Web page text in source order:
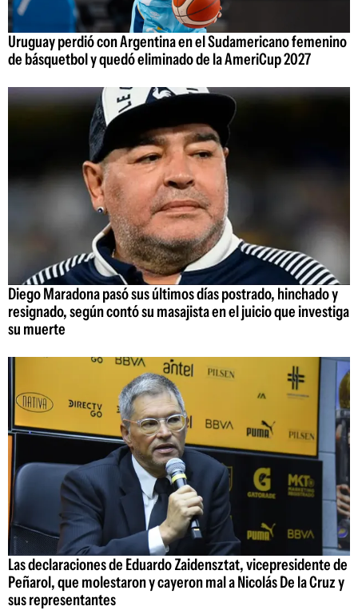
Uruguay perdió con Argentina en el Sudamericano femenino
de básquetbol y quedó eliminado de la AmeriCup 2027
Diego Maradona pasó sus últimos días postrado, hinchado y
resignado, según contó su masajista en el juicio que investiga
su muerte
Las declaraciones de Eduardo Zaidensztat, vicepresidente de
Peñarol, que molestaron y cayeron mal a Nicolás De la Cruz y
sus representantes